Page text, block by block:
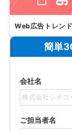
Web広告トレン
簡単
会社名
ご担当者名